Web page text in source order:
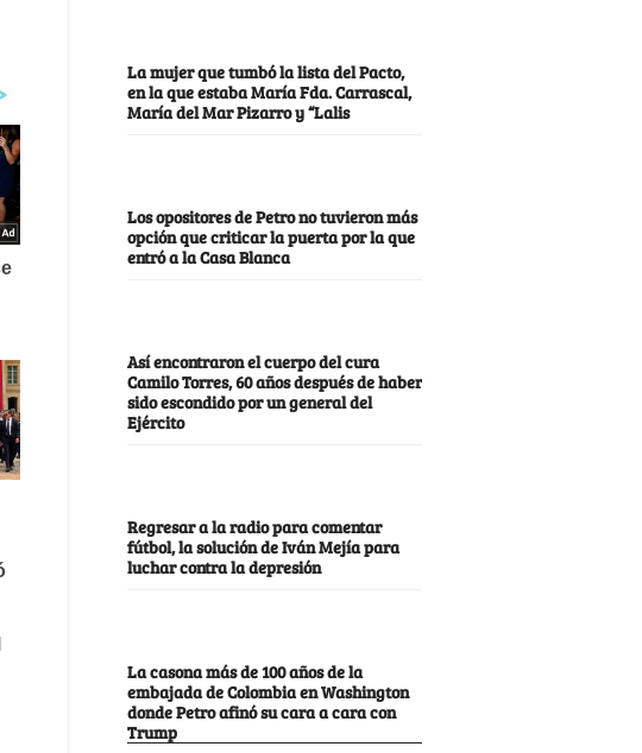
La mujer que tumbó la lista del Pacto,
en la que estaba María Fda. Carrascal,
María del Mar Pizarro y “Lalis
Los opositores de Petro no tuvieron más
opción que criticar la puerta por la que
entró a la Casa Blanca
Así encontraron el cuerpo del cura
Camilo Torres, 60 años después de haber
sido escondido por un general del
Ejército
Regresar a la radio para comentar
fútbol, la solución de Iván Mejía para
luchar contra la depresión
La casona más de 100 años de la
embajada de Colombia en Washington
donde Petro afinó su cara a cara con
Trump